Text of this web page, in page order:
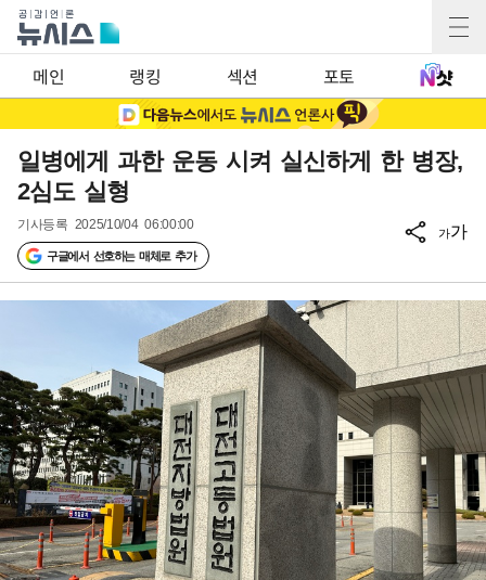
메인 랭킹 섹션 포토
일병에게 과한 운동 시켜 실신하게 한 병장,
2심도 실형
기사등록 2025/10/04 06:00:00
구글에서 선호하는 매체로 추가
가가